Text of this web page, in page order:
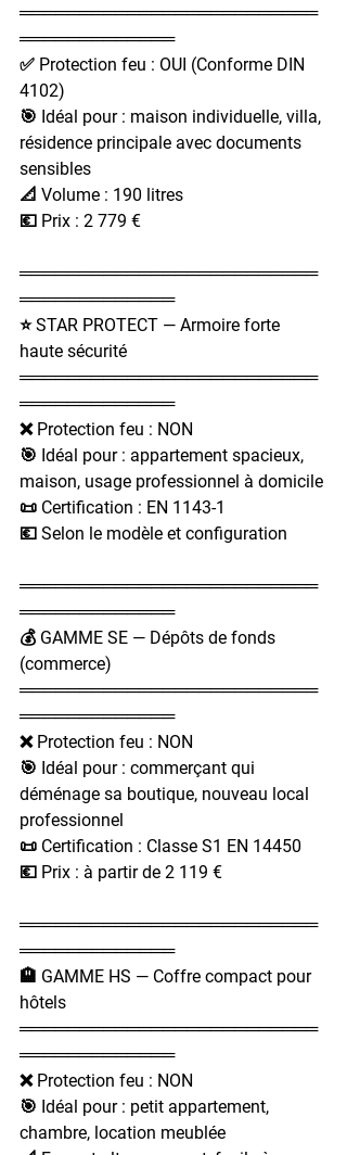
═════════════════════════
═════════════
✅ Protection feu : OUI (Conforme DIN
4102)
🎯 Idéal pour : maison individuelle, villa,
résidence principale avec documents
sensibles
📐 Volume : 190 litres
💶 Prix : 2 779 €
═════════════════════════
═════════════
⭐ STAR PROTECT — Armoire forte
haute sécurité
═════════════════════════
═════════════
❌ Protection feu : NON
🎯 Idéal pour : appartement spacieux,
maison, usage professionnel à domicile
📜 Certification : EN 1143-1
💶 Selon le modèle et configuration
═════════════════════════
═════════════
💰 GAMME SE — Dépôts de fonds
(commerce)
═════════════════════════
═════════════
❌ Protection feu : NON
🎯 Idéal pour : commerçant qui
déménage sa boutique, nouveau local
professionnel
📜 Certification : Classe S1 EN 14450
💶 Prix : à partir de 2 119 €
═════════════════════════
═════════════
🏨 GAMME HS — Coffre compact pour
hôtels
═════════════════════════
═════════════
❌ Protection feu : NON
🎯 Idéal pour : petit appartement,
chambre, location meublée